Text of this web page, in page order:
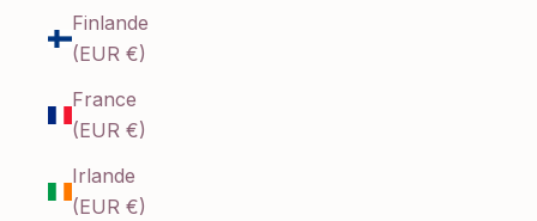
Finlande
(EUR €)
France
(EUR €)
Irlande
(EUR €)